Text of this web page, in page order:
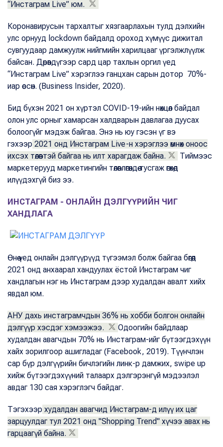
“Инстаграм Live” юм.
Коронавирусын тархалтыг хязгаарлахын тулд дэлхийн
улс орнууд lockdown байдалд ороход хүмүүс дижитал
сувгуудаар дамжуулж нийгмийн харилцааг үргэлжлүүлж
байсан. Дөрөвдүгээр сард цар тахлын оргил үед
“Инстаграм Live” хэрэглээ ганцхан сарын дотор 70%-
иар өссөн. (Business Insider, 2020).
Бид бүхэн 2021 он хүртэл COVID-19-ийн нөхцөл байдал
олон улс орныг хамарсан халдварын давлагаа дуусах
болоогүйг мэдэж байгаа. Энэ нь юу гэсэн үг вэ
гэхээр 2021 онд Инстаграм Live-н хэрэглээ өмнөх оноос
ихсэх төлөвтэй байгаа нь илт харагдаж байна.
Тиймээс
маркетерууд маркетингийн төлөвлөгөөндөө тусгаж өгөхөд
илүүдэхгүй биз ээ.
ИНСТАГРАМ - ОНЛАЙН ДЭЛГҮҮРИЙН ЧИГ
ХАНДЛАГА
Өнөө үед онлайн дэлгүүрүүд түгээмэл болж байгаа бөгөөд
2021 онд анхаарал хандуулах ёстой Инстаграм чиг
хандлагын нэг нь Инстаграм дээр худалдан авалт хийх
явдал юм.
АНУ дахь инстаграмчдын 36% нь хобби болгон онлайн
дэлгүүр хэсдэг хэмээжээ.
Одоогийн байдлаар
худалдан авагчдын 70% нь Инстаграм-ийг бүтээгдэхүүн
хайх зорилгоор ашигладаг (Facebook, 2019). Түүнчлэн
сар бүр дэлгүүрийн бичлэгийн линк-р дамжих, swipe up
хийж бүтээгдэхүүний талаарх дэлгэрэнгүй мэдээлэл
авдаг 130 сая хэрэглэгч байдаг.
Тэгэхээр худалдан авагчид Инстаграм-д илүү их цаг
зарцуулдаг тул 2021 онд "Shopping Trend" хүчээ авах нь
гарцаагүй байна.